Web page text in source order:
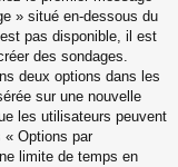
» situé en-dessous du
pas disponible, il est
des sondages.
deux options dans les
sur une nouvelle
les utilisateurs peuvent
« Options par
limite de temps en